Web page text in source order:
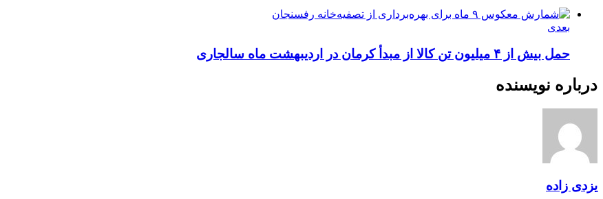
بعدی
حمل بیش از ۴ میلیون تن کالا از مبدأ کرمان در اردیبهشت ماه سالجاری
درباره نویسنده
یزدی زاده